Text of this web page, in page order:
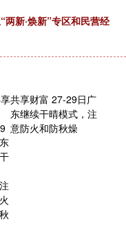
新·焕新”专区和民营经
共享财富 27-29日广
东继续干晴模式，注
意防火和防秋燥